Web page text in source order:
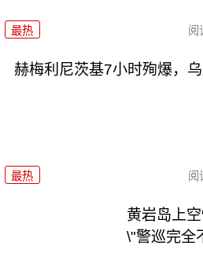
最热 阅
赫梅利尼茨基7小时殉爆，
最热 阅
黄岩岛上
\"警巡完全